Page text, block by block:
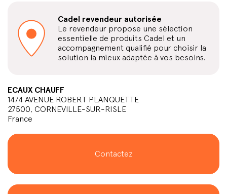
Cadel revendeur autorisée
Le revendeur propose une sélection
essentielle de produits Cadel et un
accompagnement qualifié pour choisir la
solution la mieux adaptée à vos besoins.
ECAUX CHAUFF
1474 AVENUE ROBERT PLANQUETTE
27500, CORNEVILLE-SUR-RISLE
France
Contactez